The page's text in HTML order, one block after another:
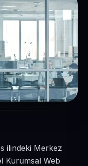
ilindeki Merkez
Kurumsal Web